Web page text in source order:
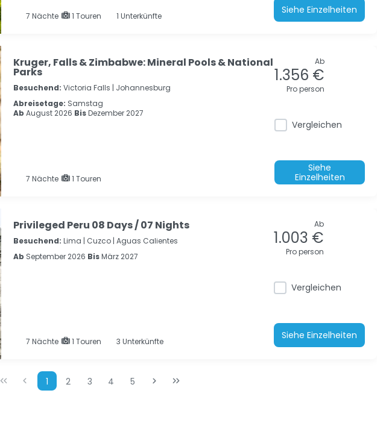
7 Nächte 1 Touren 1 Unterkünfte
Siehe Einzelheiten
Kruger, Falls & Zimbabwe: Mineral Pools & National
Parks
Besuchend: Victoria Falls | Johannesburg
Abreisetage: Samstag
Ab August 2026 BisDezember 2027
7 Nächte 1 Touren
Ab
1.356 €
Pro person
Vergleichen
Siehe
Einzelheiten
Privileged Peru 08 Days / 07 Nights
Besuchend: Lima | Cuzco | Aguas Calientes
Ab September 2026 BisMärz 2027
7 Nächte 1 Touren 3 Unterkünfte
Ab
1.003 €
Pro person
Vergleichen
Siehe Einzelheiten
1 2 3 4 5